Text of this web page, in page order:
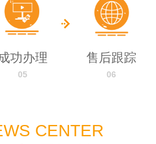
功办理
05
售后跟踪
06
CENTER